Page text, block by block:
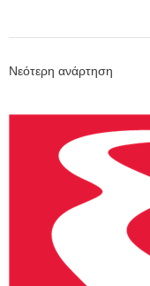
Νεότερη ανάρτηση